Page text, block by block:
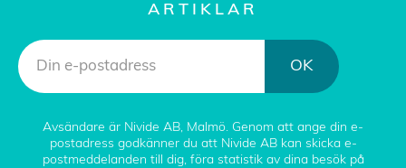
ARTIKLAR
OK
Avsändare är Nivide AB, Malmö. Genom att ange din e-
postadress godkänner du att Nivide AB kan skicka e-
postmeddelanden till dig, föra statistik av dina besök på